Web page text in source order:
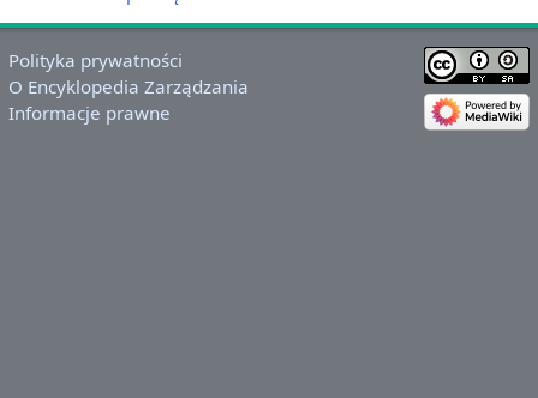
Polityka prywatności
O Encyklopedia Zarządzania
Informacje prawne